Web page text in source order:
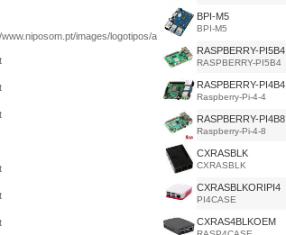
BPI-M5
BPI-M5
RASPBERRY-PI5B4
RASPBERRY-PI5B4
RASPBERRY-PI4B4
Raspberry-Pi-4-4
RASPBERRY-PI4B8
Raspberry-Pi-4-8
CXRASBLK
CXRASBLK
CXRASBLKORIPI4
PI4CASE
CXRAS4BLKOEM